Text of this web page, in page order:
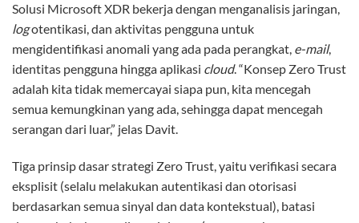
Solusi Microsoft XDR bekerja dengan menganalisis jaringan,
logotentikasi, dan aktivitas pengguna untuk
mengidentifikasi anomali yang ada pada perangkat, e-mail,
identitas pengguna hingga aplikasi cloud. “Konsep Zero Trust
adalah kita tidak memercayai siapa pun, kita mencegah
semua kemungkinan yang ada, sehingga dapat mencegah
serangan dari luar,” jelas Davit.
Tiga prinsip dasar strategi Zero Trust, yaitu verifikasi secara
eksplisit (selalu melakukan autentikasi dan otorisasi
berdasarkan semua sinyal dan data kontekstual), batasi